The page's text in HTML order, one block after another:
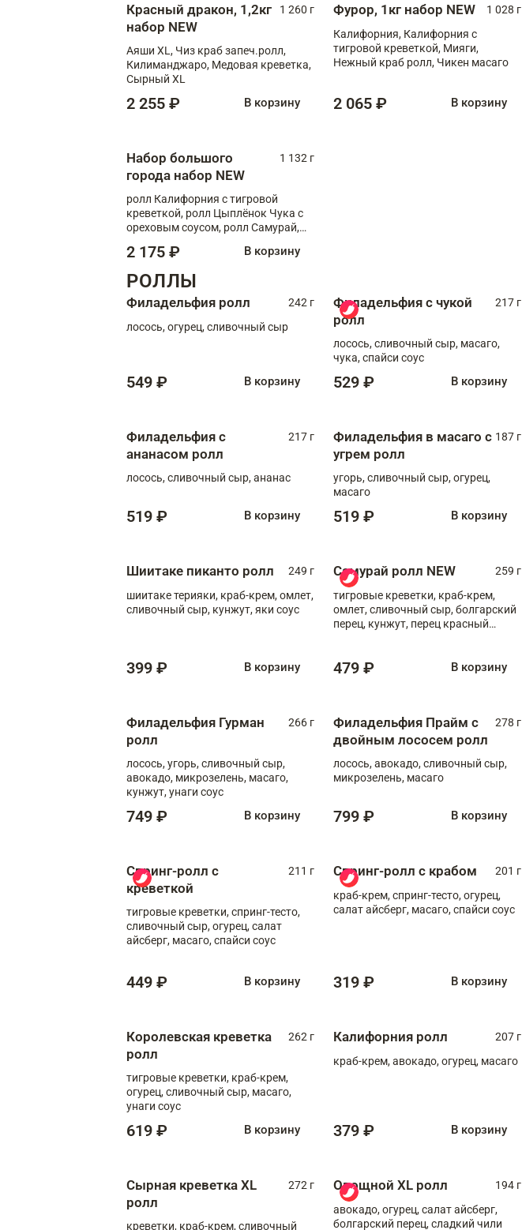
Красный дракон, 1,2кг
набор NEW
1 260 г
Аяши XL, Чиз краб запеч.ролл,
Килиманджаро, Медовая креветка,
Сырный XL
2 255 ₽ В корзину
Фурор, 1кг набор NEW
1 028 г
Калифорния, Калифорния с
тигровой креветкой, Мияги,
Нежный краб ролл, Чикен масаго
2 065 ₽ В корзину
Набор большого
города набор NEW
1 132 г
ролл Калифорния с тигровой
креветкой, ролл Цыплёнок Чука с
ореховым соусом, ролл Самурай,
ролл с крабом
2 175 ₽ В корзину
РОЛЛЫ
Филадельфия ролл
242 г
лосось, огурец, сливочный сыр
549 ₽ В корзину
Филадельфия с чукой
ролл
217 г
лосось, сливочный сыр, масаго,
чука, спайси соус
529 ₽ В корзину
Филадельфия с
ананасом ролл
217 г
лосось, сливочный сыр, ананас
519 ₽ В корзину
Филадельфия в масаго с
угрем ролл
187 г
угорь, сливочный сыр, огурец,
масаго
519 ₽ В корзину
Шиитаке пиканто ролл
249 г
шиитаке терияки, краб-крем, омлет,
сливочный сыр, кунжут, яки соус
399 ₽ В корзину
Самурай ролл NEW
259 г
тигровые креветки, краб-крем,
омлет, сливочный сыр, болгарский
перец, кунжут, перец красный
479 ₽ В корзину
Филадельфия Гурман
ролл
266 г
лосось, угорь, сливочный сыр,
авокадо, микрозелень, масаго,
кунжут, унаги соус
749 ₽ В корзину
Филадельфия Прайм с
двойным лососем ролл
278 г
лосось, авокадо, сливочный сыр,
микрозелень, масаго
799 ₽ В корзину
Спринг-ролл с
креветкой
211 г
тигровые креветки, спринг-тесто,
сливочный сыр, огурец, салат
айсберг, масаго, спайси соус
449 ₽ В корзину
Спринг-ролл с крабом
201 г
краб-крем, спринг-тесто, огурец,
салат айсберг, масаго, спайси соус
319 ₽ В корзину
Королевская креветка
ролл
262 г
тигровые креветки, краб-крем,
огурец, сливочный сыр, масаго,
унаги соус
619 ₽ В корзину
Калифорния ролл
207 г
краб-крем, авокадо, огурец, масаго
379 ₽ В корзину
Сырная креветка XL
ролл
272 г
креветки, краб-крем, сливочный
Овощной XL ролл
194 г
авокадо, огурец, салат айсберг,
болгарский перец, сладкий чили